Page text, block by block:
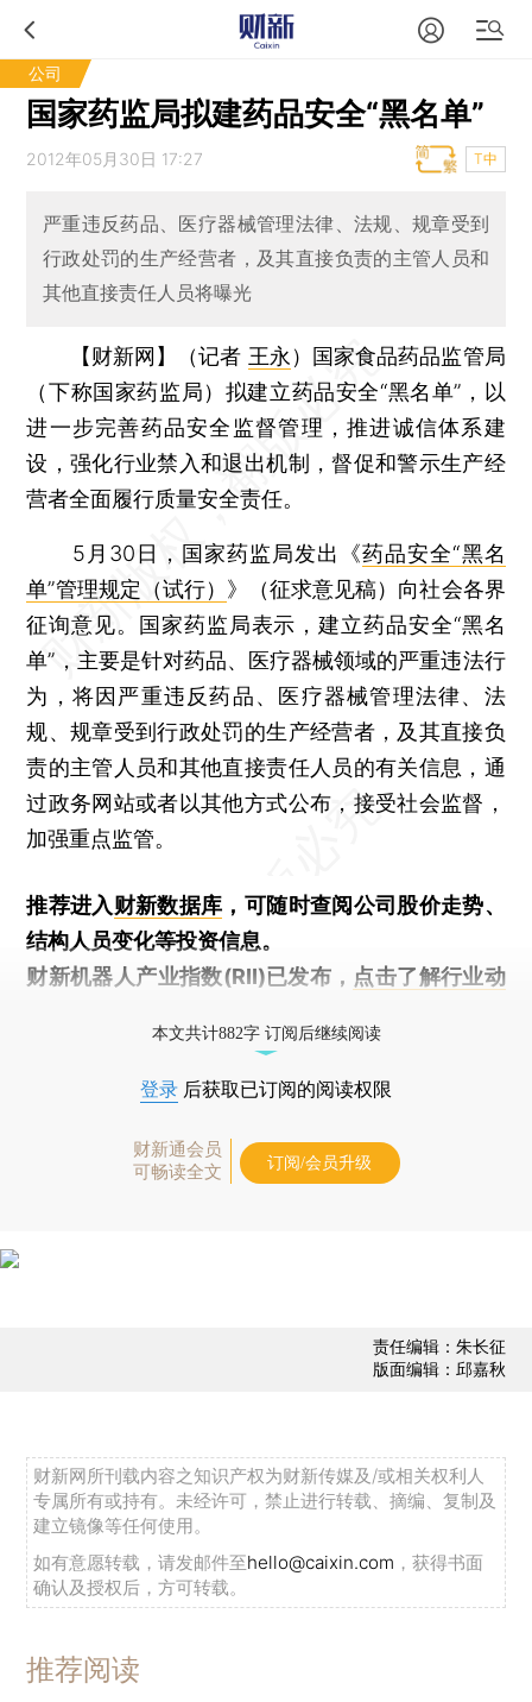
公司
国家药监局拟建药品安全“黑名单”
2012年05月30日 17:27 T中
严重违反药品、医疗器械管理法律、法规、规章受到
行政处罚的生产经营者，及其直接负责的主管人员和
其他直接责任人员将曝光
【财新网】（记者 王永 ）
国家食品药品监管局
（下称国家药监局）拟建立药品安全“黑名单”，以
进一步完善药品安全监督管理，推进诚信体系建
设，强化行业禁入和退出机制，督促和警示生产经
营者全面履行质量安全责任。
5月30日，国家药监局发出《药品安全“黑名
单”管理规定（试行） 》（征求意见稿）向社会各界
征询意见。国家药监局表示，建立药品安全“黑名
单”，主要是针对药品、医疗器械领域的严重违法行
为，将因严重违反药品、医疗器械管理法律、法
规、规章受到行政处罚的生产经营者，及其直接负
责的主管人员和其他直接责任人员的有关信息，通
过政务网站或者以其他方式公布，接受社会监督，
加强重点监管。
推荐进入财新数据库 ，可随时查阅公司股价走势、
结构人员变化等投资信息。
财新机器人产业指数(RII)已发布， 点击了解行业动
本文共计882字 订阅后继续阅读
登录 后获取已订阅的阅读权限
财新通会员
可畅读全文
订阅/会员升级
责任编辑：朱长征
版面编辑：邱嘉秋
财新网所刊载内容之知识产权为财新传媒及/或相关权利人
专属所有或持有。未经许可，禁止进行转载、摘编、复制及
建立镜像等任何使用。
如有意愿转载，请发邮件至hello@caixin.com ，获得书面
确认及授权后，方可转载。
推荐阅读